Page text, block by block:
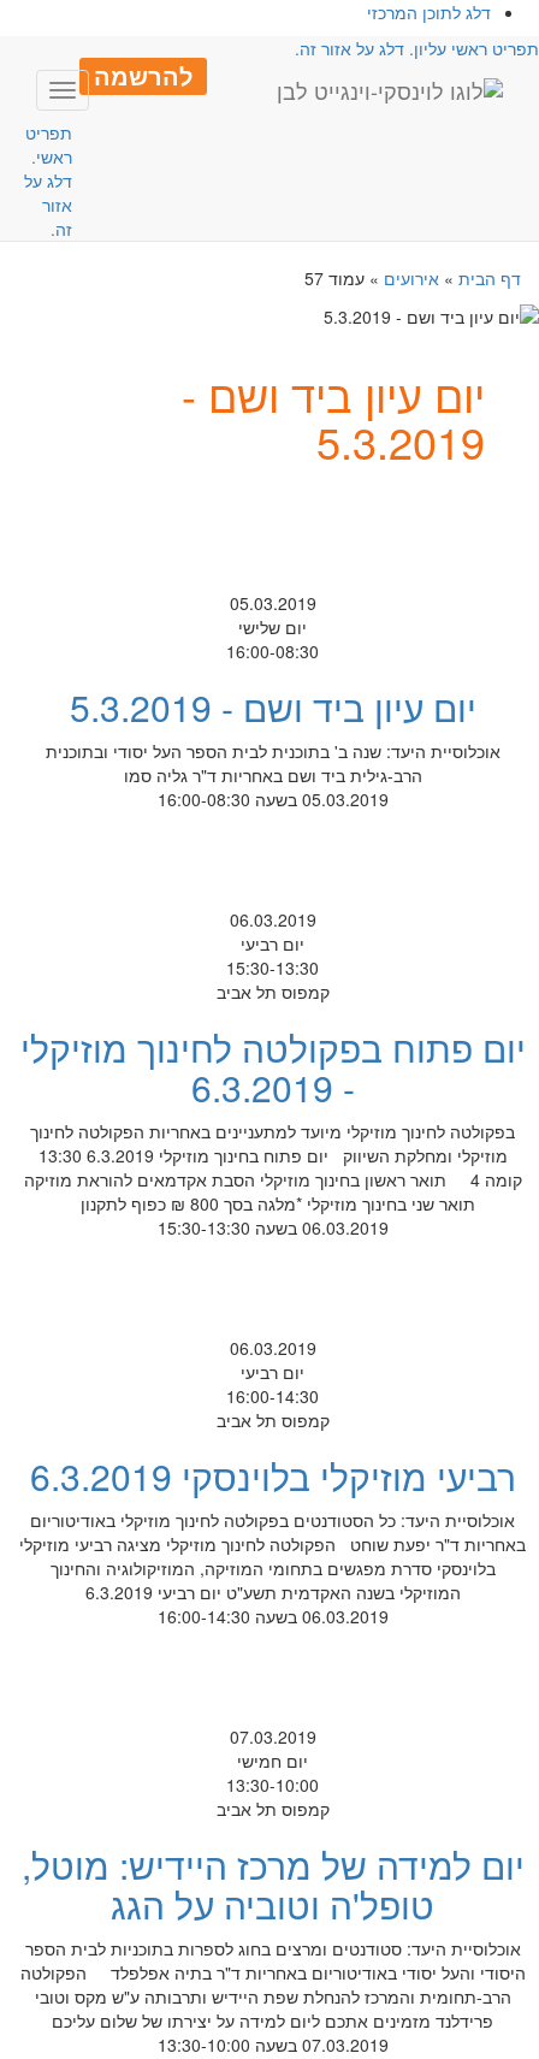
דלג לתוכן המרכזי
ראשי עליון. דלג על אזור זה.
להרשמה
Toggle
תפריט
ראשי.
דלג על
אזור
זה.
דף הבית» אירועים» עמוד 57
יום עיון ביד ושם -
5.3.2019
05.03.2019
יום שלישי
16:00-08:30
יום עיון ביד ושם - 5.3.2019
אוכלוסיית היעד: שנה ב' בתוכנית לבית הספר העל יסודי ובתוכנית
הרב-גילית ביד ושם באחריות ד"ר גליה סמו
05.03.2019 בשעה 16:00-08:30
06.03.2019
יום רביעי
15:30-13:30
קמפוס תל אביב
יום פתוח בפקולטה לחינוך מוזיקלי
- 6.3.2019
בפקולטה לחינוך מוזיקלי מיועד למתעניינים באחריות הפקולטה לחינוך
מוזיקלי ומחלקת השיווק יום פתוח בחינוך מוזיקלי 6.3.2019 13:30
קומה 4 תואר ראשון בחינוך מוזיקלי הסבת אקדמאים להוראת מוזיקה
תואר שני בחינוך מוזיקלי *מלגה בסך 800 ₪ כפוף לתקנון
06.03.2019 בשעה 15:30-13:30
06.03.2019
יום רביעי
16:00-14:30
קמפוס תל אביב
רביעי מוזיקלי בלוינסקי 6.3.2019
אוכלוסיית היעד: כל הסטודנטים בפקולטה לחינוך מוזיקלי באודיטוריום
באחריות ד"ר יפעת שוחט הפקולטה לחינוך מוזיקלי מציגה רביעי מוזיקלי
בלוינסקי סדרת מפגשים בתחומי המוזיקה, המוזיקולוגיה והחינוך
המוזיקלי בשנה האקדמית תשע"ט יום רביעי 6.3.2019
06.03.2019 בשעה 16:00-14:30
07.03.2019
יום חמישי
13:30-10:00
קמפוס תל אביב
יום למידה של מרכז היידיש: מוטל,
טופל'ה וטוביה על הגג
אוכלוסיית היעד: סטודנטים ומרצים בחוג לספרות בתוכניות לבית הספר
היסודי והעל יסודי באודיטוריום באחריות ד"ר בתיה אפלפלד הפקולטה
הרב-תחומית והמרכז להנחלת שפת היידיש ותרבותה ע"ש מקס וטובי
פרידלנד מזמינים אתכם ליום למידה על יצירתו של שלום עליכם
07.03.2019 בשעה 13:30-10:00